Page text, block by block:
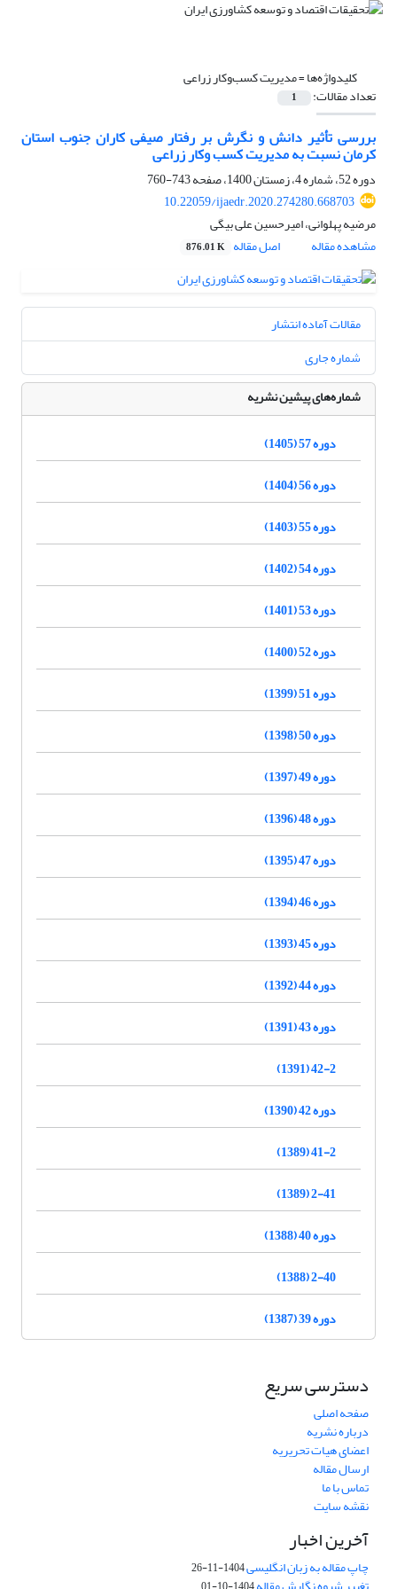
کلیدواژه‌ها =مدیریت کسب‌و‌کار زراعی
تعداد مقالات: 1
بررسی تأثیر دانش و نگرش بر رفتار صیفی کاران جنوب استان
کرمان نسبت به مدیریت کسب وکار زراعی
دوره 52، شماره 4، زمستان 1400، صفحه
743-760
10.22059/ijaedr.2020.274280.668703
مرضیه پهلوانی، امیرحسین علی بیگی
مشاهده مقاله
اصل مقاله 876.01 K
مقالات آماده انتشار
شماره جاری
شماره‌های پیشین نشریه
دوره 57 (1405)
دوره 56 (1404)
دوره 55 (1403)
دوره 54 (1402)
دوره 53 (1401)
دوره 52 (1400)
دوره 51 (1399)
دوره 50 (1398)
دوره 49 (1397)
دوره 48 (1396)
دوره 47 (1395)
دوره 46 (1394)
دوره 45 (1393)
دوره 44 (1392)
دوره 43 (1391)
42-2 (1391)
دوره 42 (1390)
41-2 (1389)
2-41 (1389)
دوره 40 (1388)
2-40 (1388)
دوره 39 (1387)
دسترسی سریع
صفحه اصلی
درباره نشریه
اعضای هیات تحریریه
ارسال مقاله
تماس با ما
نقشه سایت
آخرین اخبار
چاپ مقاله به زبان انگلیسی1404-11-26